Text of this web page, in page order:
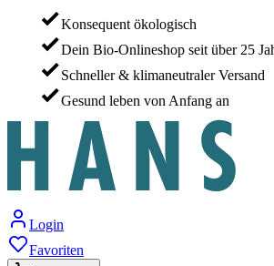
Konsequent ökologisch
Dein Bio-Onlineshop seit über 25
Schneller & klimaneutraler Versand
Gesund leben von Anfang an
Login
Favoriten